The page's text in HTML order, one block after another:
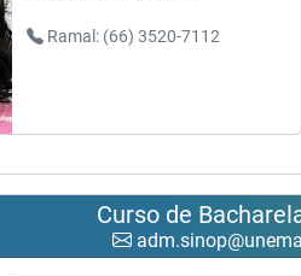
Ramal: (66) 3520-7112
Curso de